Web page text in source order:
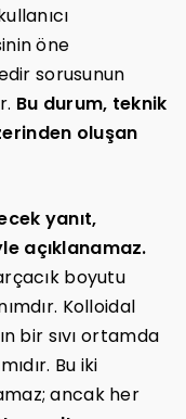
öne
sorusunun
Bu durum, teknik
oluşan
yanıt,
açıklanamaz.
boyutu
Kolloidal
bir sıvı ortamda
Bu iki
ancak her